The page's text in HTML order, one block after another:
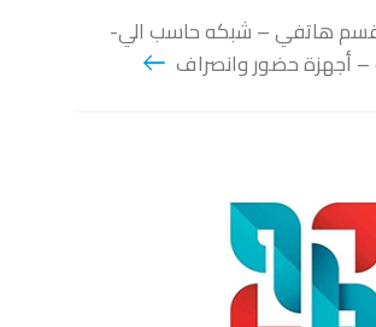
هاتفي – شبكه حاسب الي-
أجهزة حضور وانصراف